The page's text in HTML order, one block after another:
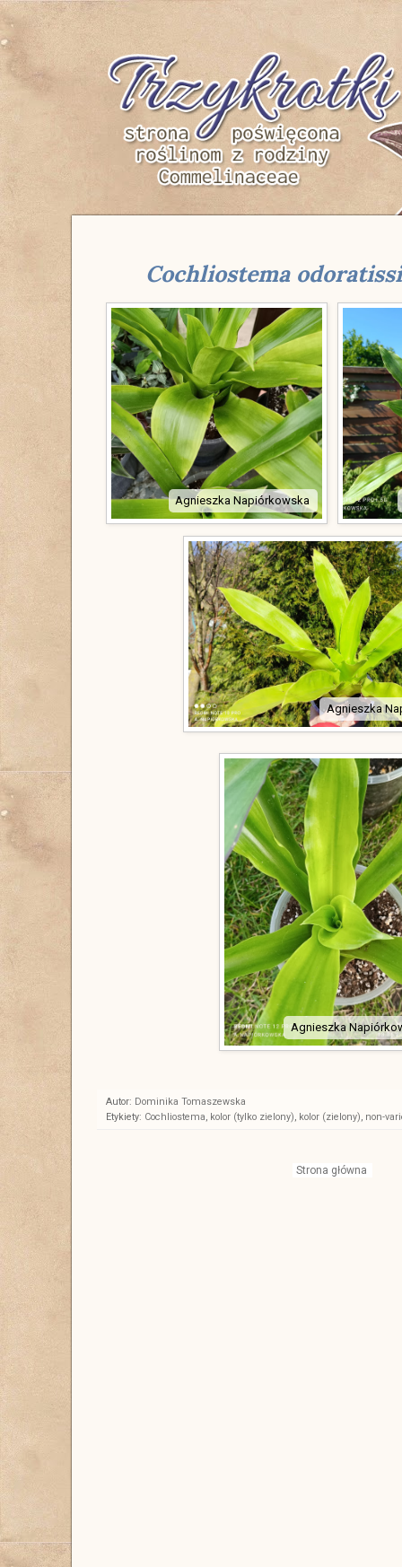
Trzykrotki
Cochliostema
Agnieszka Napiórkowska
Agnieszka
Agnieszka
Autor: Dominika Tomaszewska
Etykiety: Cochliostema, kolor (tylko zielony), kolor (zielony), non-
Strona główna